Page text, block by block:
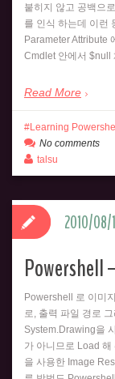
붙히지 않고 공백으
를 인식 하는데 이런
Parameter Attribute
Cmdlet 안에서
Read More
Learning
No comments
talsu
Powershell
Powershell 로 이미
로, 출력 파일 경로
System.Drawing을
가 아니므로 Load
을 사용한 Image
2010/08/